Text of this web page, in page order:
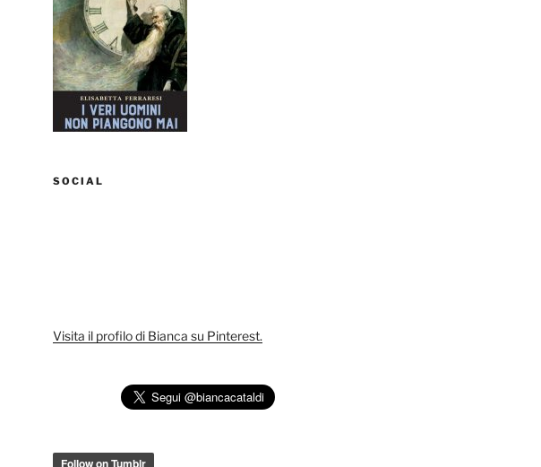
SOCIAL
Visita il profilo di Bianca su Pinterest.